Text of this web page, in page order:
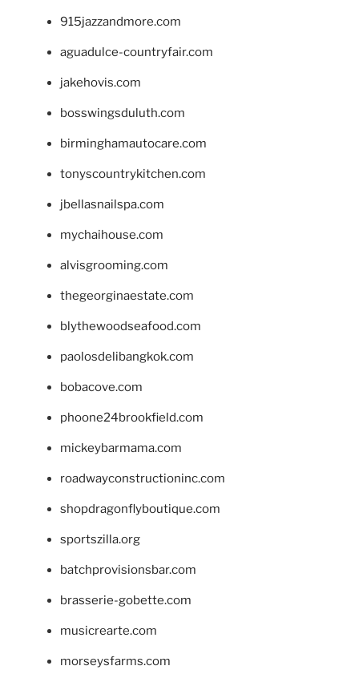
915jazzandmore.com
aguadulce-countryfair.com
jakehovis.com
bosswingsduluth.com
birminghamautocare.com
tonyscountrykitchen.com
jbellasnailspa.com
mychaihouse.com
alvisgrooming.com
thegeorginaestate.com
blythewoodseafood.com
paolosdelibangkok.com
bobacove.com
phoone24brookfield.com
mickeybarmama.com
roadwayconstructioninc.com
shopdragonflyboutique.com
sportszilla.org
batchprovisionsbar.com
brasserie-gobette.com
musicrearte.com
morseysfarms.com